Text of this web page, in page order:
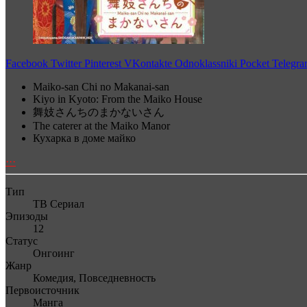
Facebook Twitter Pinterest VKontakte Odnoklassniki Pocket
Maiko-san Chi no Makanai-san
Kiyo in Kyoto: From the Maiko House
舞妓さんちのまかないさん
The caterer at the Maiko Manor
Кухарка в доме майко
···
Тип
ТВ Сериал
Эпизоды
12
Статус
Онгоинг
Жанр
Комедия, Повседневность
Первоисточник
Манга